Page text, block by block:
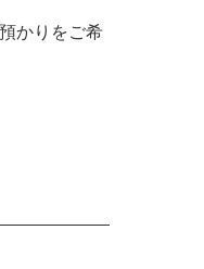
かりをご希